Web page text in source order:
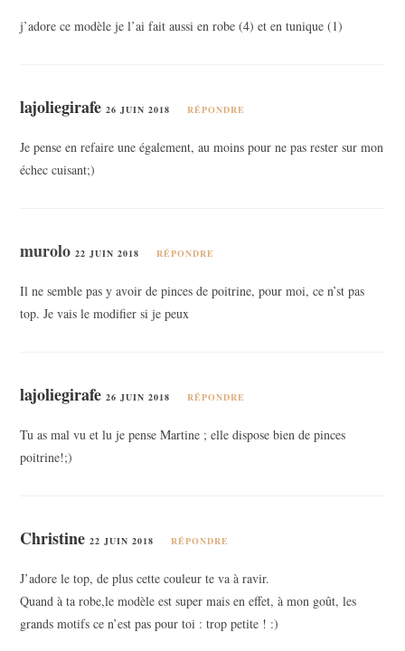
j’adore ce modèle je l’ai fait aussi en robe (4) et en tunique (1)
lajoliegirafe 26 JUIN 2018 RÉPONDRE
Je pense en refaire une également, au moins pour ne pas rester sur mon
échec cuisant;)
murolo22 JUIN 2018 RÉPONDRE
Il ne semble pas y avoir de pinces de poitrine, pour moi, ce n’st pas
top. Je vais le modifier si je peux
lajoliegirafe 26 JUIN 2018 RÉPONDRE
Tu as mal vu et lu je pense Martine ; elle dispose bien de pinces
poitrine!;)
Christine 22 JUIN 2018 RÉPONDRE
J’adore le top, de plus cette couleur te va à ravir.
Quand à ta robe,le modèle est super mais en effet, à mon goût, les
grands motifs ce n’est pas pour toi : trop petite ! :)